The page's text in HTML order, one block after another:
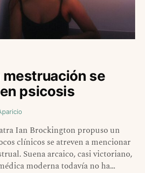
mestruación se
psicosis
Ian Brockington propuso un
clínicos se atreven a mencionar
Suena arcaico, casi victoriano,
moderna todavía no ha…